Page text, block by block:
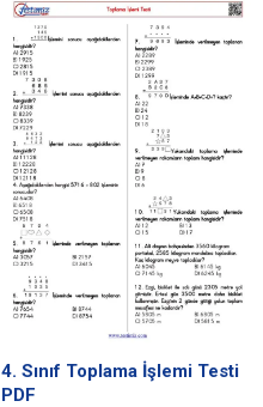
4. Sınıf Toplama İşlemi Testi
PDF